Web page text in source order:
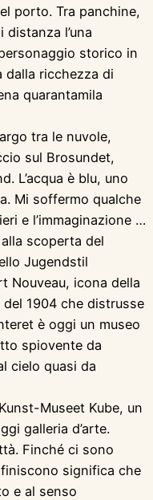
porto. Tra panchine,
l’una
storico in
dalla ricchezza di
quarantamila
tra le nuvole,
sul Brosundet,
L’acqua è blu, uno
Mi soffermo qualche
e l’immaginazione …
scoperta del
Jugendstil
Nouveau, icona della
1904 che distrusse
è oggi un museo
spiovente da
cielo quasi da
Museet Kube, un
galleria d’arte.
Finché ci sono
significa che
e al senso